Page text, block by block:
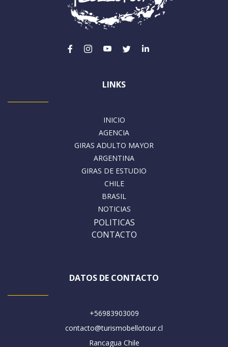
LINKS
INICIO
AGENCIA
GIRAS ADULTO MAYOR
ARGENTINA
GIRAS DE ESTUDIO
CHILE
BRASIL
NOTICIAS
POLITICAS
CONTACTO
DATOS DE CONTACTO
+56983903009
contacto@turismobellotour.cl
Rancagua Chile